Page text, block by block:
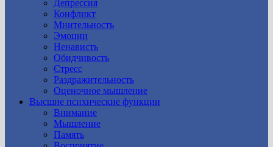
Депрессия
Конфликт
Мнительность
Эмоции
Ненависть
Обидчивость
Стресс
Раздражительность
Оценочное мышление
Высшие психические функции
Внимание
Мышление
Память